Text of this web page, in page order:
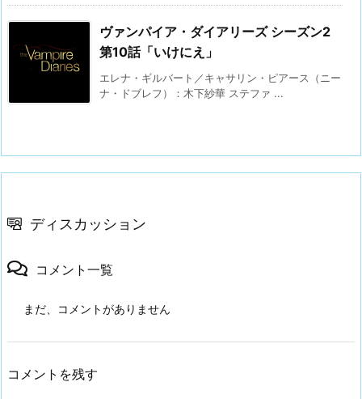
ヴァンパイア・ダイアリーズ シーズン2
第10話「いけにえ」
エレナ・ギルバート／キャサリン・ピアース（ニー
ナ・ドブレフ）：木下紗華 ステファ ...
ディスカッション
コメント一覧
まだ、コメントがありません
コメントを残す